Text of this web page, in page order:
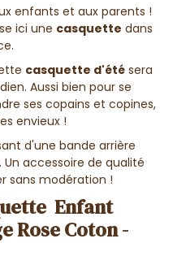
enfants et aux parents !
ici une casquette dans
casquette d'été sera
Aussi bien pour se
ses copains et copines,
envieux !
d'une bande arrière
accessoire de qualité
sans modération !
Enfant
Rose Coton -